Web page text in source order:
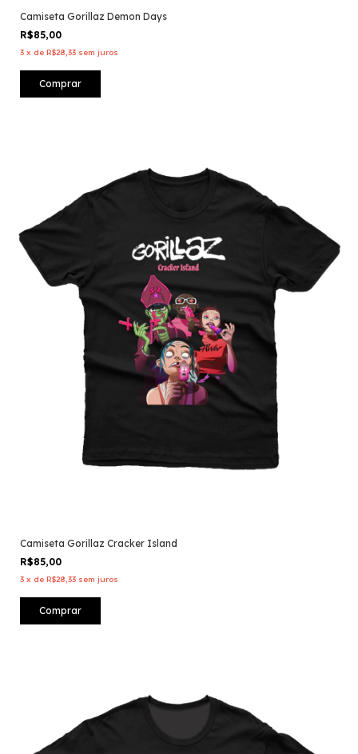
Camiseta Gorillaz Demon Days
R$85,00
3 x de R$28,33 sem juros
Comprar
Camiseta Gorillaz Cracker Island
R$85,00
3 x de R$28,33 sem juros
Comprar